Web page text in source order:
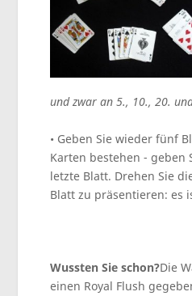
und zwar an 5., 10., 20.
• Geben Sie wieder fünf
Karten bestehen - geben
letzte Blatt. Drehen Sie
Blatt zu präsentieren: es
Wussten Sie schon?Die
einen Royal Flush